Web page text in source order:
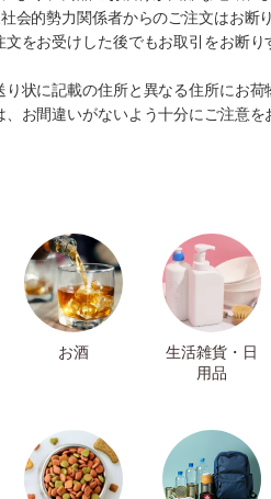
会的勢力関係者からのご注文はお
をお受けした後でもお取引をお断り
状に記載の住所と異なる住所にお
お間違いがないよう十分にご注意を
お酒
生活雑貨・日
用品